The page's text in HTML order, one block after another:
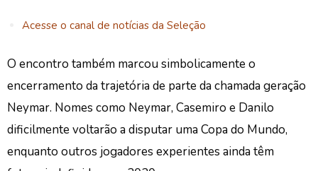
Acesse o canal de notícias da Seleção
O encontro também marcou simbolicamente o
encerramento da trajetória de parte da chamada geração
Neymar. Nomes como Neymar, Casemiro e Danilo
dificilmente voltarão a disputar uma Copa do Mundo,
enquanto outros jogadores experientes ainda têm